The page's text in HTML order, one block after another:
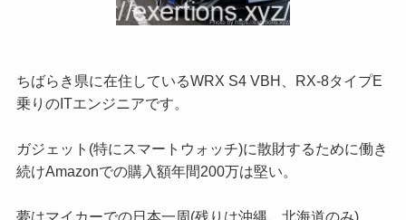
ちばらき県に在住しているWRX S4 VBH、RX-8タイプE
乗りのITエンジニアです。
ガジェット(特にスマートウォッチ)に散財するために働き
続けAmazonでの購入額年間200万は堅い。
夢はマイカーでの日本一周(残りは沖縄、北海道のみ)